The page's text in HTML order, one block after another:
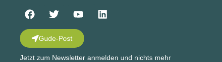
Gude-Post
Jetzt zum Newsletter anmelden und nichts mehr